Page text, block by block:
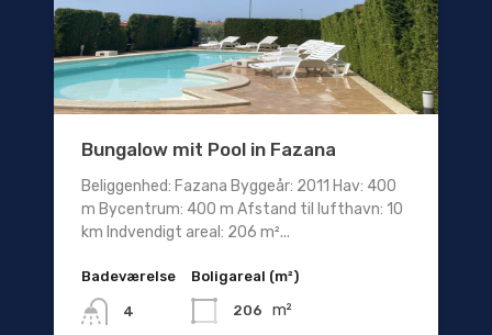
Bungalow mit Pool in Fazana
Beliggenhed: Fazana Byggeår: 2011 Hav: 400
m Bycentrum: 400 m Afstand til lufthavn: 10
km Indvendigt areal: 206 m²...
Badeværelse
4
Boligareal (m²)
206 m²